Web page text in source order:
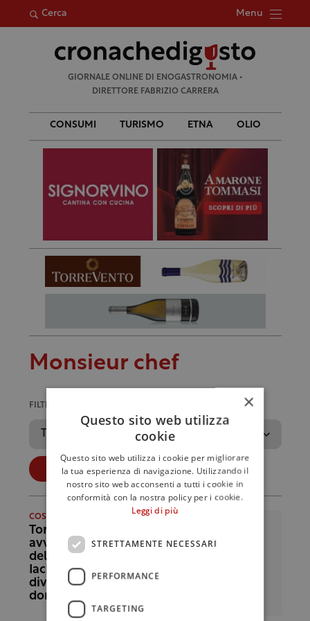
Cerca Menu
per:
GIORNALE ONLINE DI ENOGASTRONOMIA •
DIRETTORE FABRIZIO CARRERA
CONSUMI TURISMO ETNA OLIO
Monsieur chef
FILTRA PER ANNO
Applica
COSA LEGGO
Tornano le
avventure
dell’investigatore
Iachino Bavetta: che
diventa chef a
domicilio
×
Questo sito web utilizza
cookie
Questo sito web utilizza i cookie per migliorare
la tua esperienza di navigazione. Utilizzando il
nostro sito web acconsenti a tutti i cookie in
conformità con la nostra policy per i cookie.
Leggi di più
STRETTAMENTE NECESSARI
PERFORMANCE
TARGETING